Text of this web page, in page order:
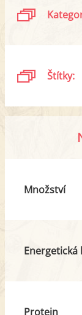
Štítky:
Množství
Protein